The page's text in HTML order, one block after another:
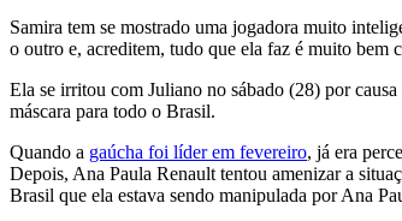
Samira tem se mostrado uma jogadora muito
o outro e, acreditem, tudo que ela faz é muito bem
Ela se irritou com Juliano no sábado (28) por
máscara para todo o Brasil.
Quando a gaúcha foi líder em fevereiro, já era
Depois, Ana Paula Renault tentou amenizar a
Brasil que ela estava sendo manipulada por Ana